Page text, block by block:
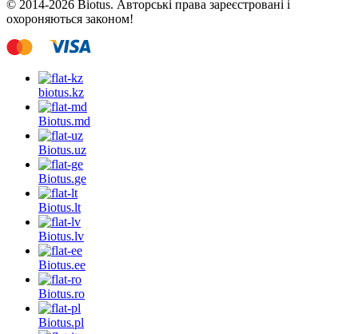
© 2014-2026 Biotus. Авторські права зареєстровані і
охороняються законом!
biotus.kz
Biotus.md
Biotus.uz
Biotus.ge
Biotus.lt
Biotus.lv
Biotus.ee
Biotus.ro
Biotus.pl